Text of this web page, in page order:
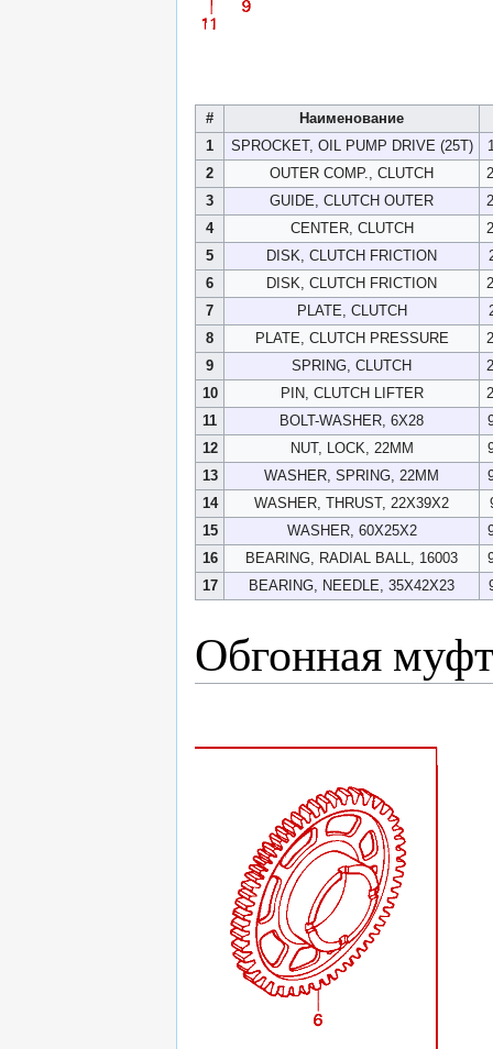
#
Наименование
1
SPROCKET, OIL PUMP DRIVE (25T)
2
OUTER COMP., CLUTCH
3
GUIDE, CLUTCH OUTER
4
CENTER, CLUTCH
5
DISK, CLUTCH FRICTION
6
DISK, CLUTCH FRICTION
7
PLATE, CLUTCH
8
PLATE, CLUTCH PRESSURE
9
SPRING, CLUTCH
10
PIN, CLUTCH LIFTER
11
BOLT-WASHER, 6X28
12
NUT, LOCK, 22MM
13
WASHER, SPRING, 22MM
14
WASHER, THRUST, 22X39X2
15
WASHER, 60X25X2
16
BEARING, RADIAL BALL, 16003
17
BEARING, NEEDLE, 35X42X23
Обгонная